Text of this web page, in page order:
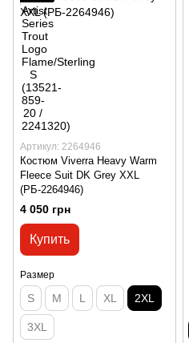
Артикул: 2264946
Костюм Viverra Heavy Warm
Fleece Suit DK Grey XXL
(РБ-2264946)
4 050 грн
Купить
Размер
S M L XL 2XL
3XL